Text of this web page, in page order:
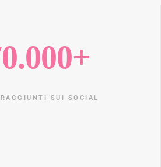
SUI SOCIAL